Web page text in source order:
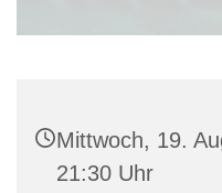
Mittwoch, 19.
21:30 Uhr